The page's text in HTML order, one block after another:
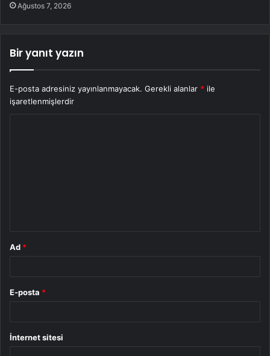
Ağustos 7, 2026
Bir yanıt yazın
E-posta adresiniz yayınlanmayacak. Gerekli alanlar * ile
işaretlenmişlerdir
Ad *
E-posta *
İnternet sitesi